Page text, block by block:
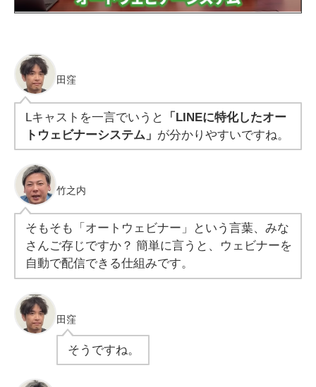
田窪
Lキャストを一言でいうと
「LINEに特化したオー
トウェビナーシステム」 が分かりやすいですね。
竹之内
そもそも「オートウェビナー」という言葉、みな
さんご存じですか？ 簡単に言うと、ウェビナーを
自動で配信できる仕組みです。
田窪
そうですね。